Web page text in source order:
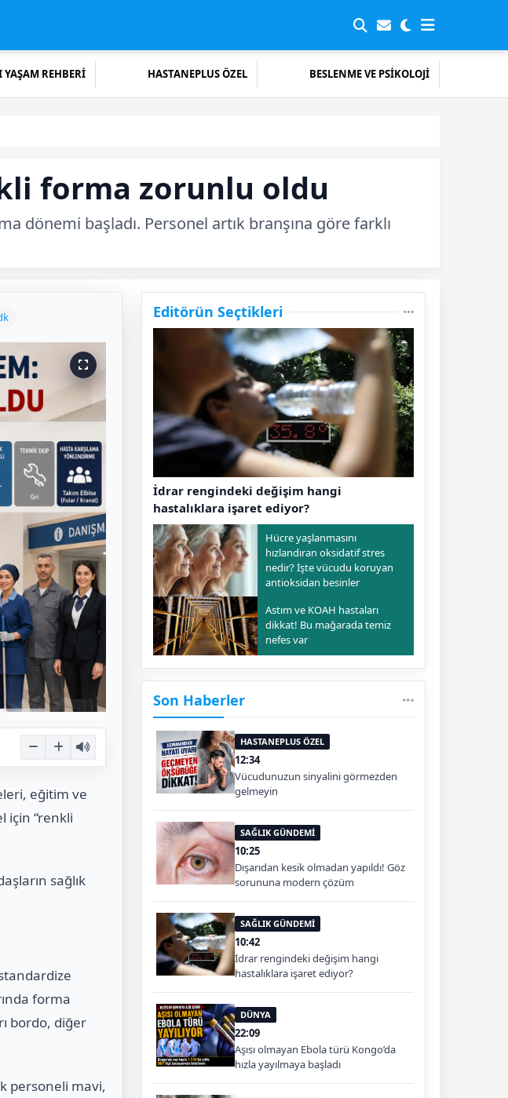
YAŞAM REHBERİ HASTANEPLUS ÖZEL BESLENME VE PSİKOLOJİ
forma zorunlu oldu
dönemi başladı. Personel artık branşına göre farklı
eğitim ve
için “renkli
sağlık
forma
bordo, diğer
personeli mavi,
Editörün Seçtikleri
İdrar rengindeki değişim hangi
hastalıklara işaret ediyor?
Hücre yaşlanmasını
hızlandıran oksidatif stres
nedir? İşte vücudu koruyan
antioksidan besinler
Astım ve KOAH hastaları
dikkat! Bu mağarada temiz
nefes var
Son Haberler
HASTANEPLUS ÖZEL
12:34
Vücudunuzun sinyalini görmezden
gelmeyin
SAĞLIK GÜNDEMİ
10:25
Dışarıdan kesik olmadan yapıldı! Göz
sorununa modern çözüm
SAĞLIK GÜNDEMİ
10:42
İdrar rengindeki değişim hangi
hastalıklara işaret ediyor?
DÜNYA
22:09
Aşısı olmayan Ebola türü Kongo’da
hızla yayılmaya başladı